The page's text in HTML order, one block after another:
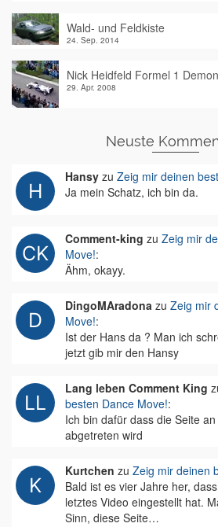
Wald- und Feldkiste
24. Sep. 2014
Nick Heidfeld Formel 1
29. Apr. 2008
Neuste
Hansy zu Zeig mir deinen
Ja mein Schatz, ich bin da.
Comment-king zu Zeig mir
Move!:
Ähm, okayy.
DingoMAradona zu Zeig mir
Move!:
Ist der Hans da ? Man ich
jetzt gib mir den Hansy
Lang leben Comment King
besten Dance Move!:
Ich bin dafür dass die Seite
abgetreten wird
Kurtchen zu Zeig mir deinen
Bald ist es vier Jahre her,
letztes Video eingestellt hat.
Sinn, diese Seite…